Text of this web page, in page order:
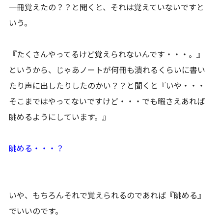
一冊覚えたの？？と聞くと、それは覚えていないですと
いう。
『たくさんやってるけど覚えられないんです・・・。』
というから、じゃあノートが何冊も潰れるくらいに書い
たり声に出したりしたのかい？？と聞くと『いや・・・
そこまではやってないですけど・・・でも暇さえあれば
眺めるようにしています。』
眺める・・・？
いや、もちろんそれで覚えられるのであれば『眺める』
でいいのです。